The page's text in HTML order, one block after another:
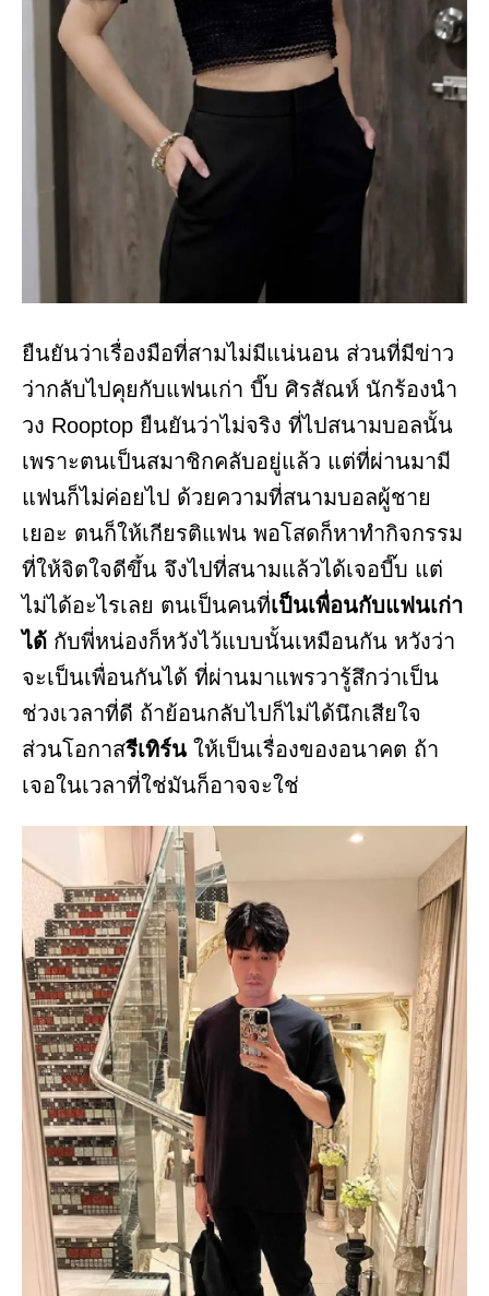
ยืนยันว่าเรื่องมือที่สามไม่มีแน่นอน ส่วนที่มีข่าว
ว่ากลับไปคุยกับแฟนเก่า บี๊บ ศิรสัณห์ นักร้องนำ
วง Rooptop ยืนยันว่าไม่จริง ที่ไปสนามบอลนั้น
เพราะตนเป็นสมาชิกคลับอยู่แล้ว แต่ที่ผ่านมามี
แฟนก็ไม่ค่อยไป ด้วยความที่สนามบอลผู้ชาย
เยอะ ตนก็ให้เกียรติแฟน พอโสดก็หาทำกิจกรรม
ที่ให้จิตใจดีขึ้น จึงไปที่สนามแล้วได้เจอบี๊บ แต่
ไม่ได้อะไรเลย ตนเป็นคนที่เป็นเพื่อนกับแฟนเก่า
ได้ กับพี่หน่องก็หวังไว้แบบนั้นเหมือนกัน หวังว่า
จะเป็นเพื่อนกันได้ ที่ผ่านมาแพรวารู้สึกว่าเป็น
ช่วงเวลาที่ดี ถ้าย้อนกลับไปก็ไม่ได้นึกเสียใจ
ส่วนโอกาสรีเทิร์น ให้เป็นเรื่องของอนาคต ถ้า
เจอในเวลาที่ใช่มันก็อาจจะใช่